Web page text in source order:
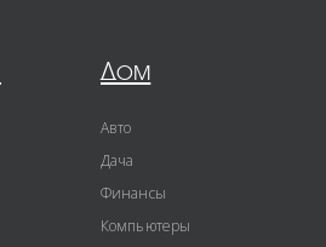
Дом
Авто
Дача
Финансы
Компьютеры